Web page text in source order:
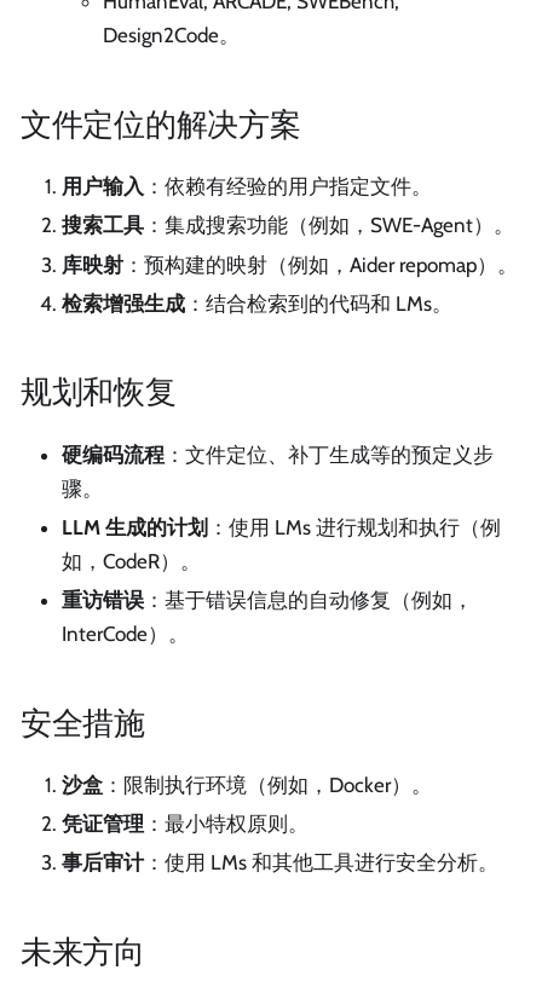
Design2Code。
文件定位的解决方案
用户输入 ：依赖有经验的用户指定文件。
搜索工具 ：集成搜索功能（例如，SWE-Agent）。
库映射 ：预构建的映射（例如，Aider repomap）。
检索增强生成 ：结合检索到的代码和 LMs。
规划和恢复
硬编码流程 ：文件定位、补丁生成等的预定义步
骤。
LLM 生成的计划 ：使用 LMs 进行规划和执行（例
如，CodeR）。
重访错误 ：基于错误信息的自动修复（例如，
InterCode）。
安全措施
沙盒 ：限制执行环境（例如，Docker）。
凭证管理 ：最小特权原则。
事后审计：使用 LMs 和其他工具进行安全分析。
未来方向